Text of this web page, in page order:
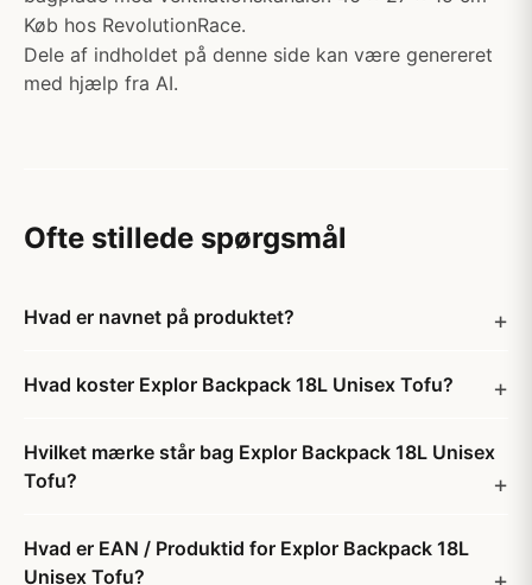
Køb hos RevolutionRace.
Dele af indholdet på denne side kan være genereret
med hjælp fra AI.
Ofte stillede spørgsmål
Hvad er navnet på produktet?
Hvad koster Explor Backpack 18L Unisex Tofu?
Hvilket mærke står bag Explor Backpack 18L Unisex
Tofu?
Hvad er EAN / Produktid for Explor Backpack 18L
Unisex Tofu?